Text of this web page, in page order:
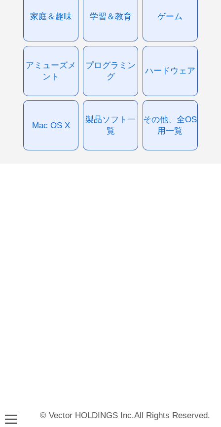
家庭＆趣味 学習＆教育 ゲーム
アミューズメ
ント
プログラミン
グ
ハードウェア
Mac OS X
製品ソフト一
覧
その他、全OS
用一覧
© Vector HOLDINGS Inc.All Rights Reserved.